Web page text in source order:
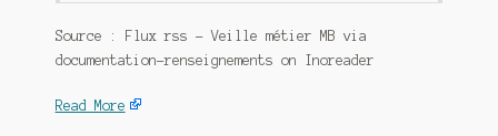
Source : Flux rss – Veille métier MB via
documentation-renseignements on Inoreader
Read More